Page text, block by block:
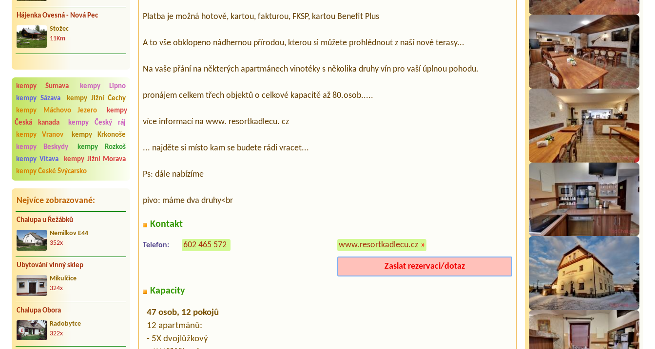
Hájenka Ovesná - Nová Pec
Stožec
11Km
kempy Šumava
kempy Lipno
kempy Sázava
kempy Jižní Čechy
kempy Máchovo Jezero
kempy
Česká kanada
kempy Český ráj
kempy Vranov
kempy Krkonoše
kempy Beskydy
kempy Rozkoš
kempy Vltava
kempy Jižní Morava
kempy České Švýcarsko
Nejvíce zobrazované:
Chalupa u Řežábků
Nemilkov E44
352x
Ubytování vinný sklep
Mikulčice
324x
Chalupa Obora
Radobytce
322x
Platba je možná hotově, kartou, fakturou, FKSP, kartou Benefit Plus
A to vše obklopeno nádhernou přírodou, kterou si můžete prohlédnout z naší nové terasy...
Na vaše přání na některých apartmánech vinotéky s několika druhy vín pro vaší úplnou pohodu.
pronájem celkem třech objektů o celkové kapacitě až 80.osob.....
více informací na www. resortkadlecu. cz
... najděte si místo kam se budete rádi vracet...
Ps: dále nabízíme
pivo: máme dva druhy<br
Kontakt
Telefon: 602 465 572 www.resortkadlecu.cz »
Zaslat rezervaci/dotaz
Kapacity
47 osob, 12 pokojů
12 apartmánů:
- 5X dvojlůžkový